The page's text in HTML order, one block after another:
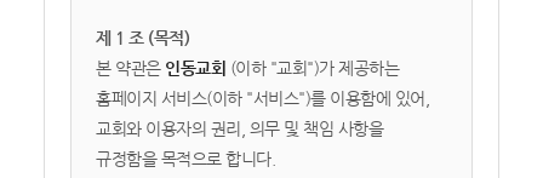
제 1 조 (목적)
본 약관은 인동교회 (이하 "교회")가 제공하는
홈페이지 서비스(이하 "서비스")를 이용함에 있어,
교회와 이용자의 권리, 의무 및 책임 사항을
규정함을 목적으로 합니다.